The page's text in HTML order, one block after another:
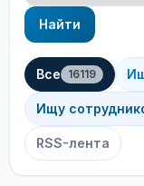
Найти
Все 16119
Ищу
RSS-лента